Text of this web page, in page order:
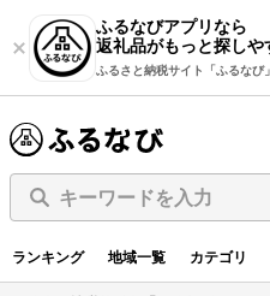
ふるなびアプリなら
返礼品がもっと探しや
ふるさと納税サイト「ふるなび」
キーワードを入力
ランキング 地域一覧 カテゴリ